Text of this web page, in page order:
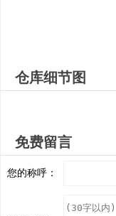
仓库细节图
免费留言
您的称呼：